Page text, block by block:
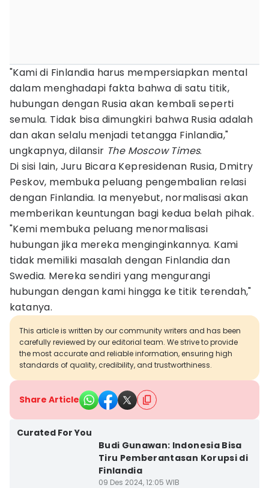
"Kami di Finlandia harus mempersiapkan mental
dalam menghadapi fakta bahwa di satu titik,
hubungan dengan Rusia akan kembali seperti
semula. Tidak bisa dimungkiri bahwa Rusia adalah
dan akan selalu menjadi tetangga Finlandia,"
ungkapnya, dilansir The Moscow Times.
Di sisi lain, Juru Bicara Kepresidenan Rusia, Dmitry
Peskov, membuka peluang pengembalian relasi
dengan Finlandia. Ia menyebut, normalisasi akan
memberikan keuntungan bagi kedua belah pihak.
"Kemi membuka peluang menormalisasi
hubungan jika mereka menginginkannya. Kami
tidak memiliki masalah dengan Finlandia dan
Swedia. Mereka sendiri yang mengurangi
hubungan dengan kami hingga ke titik terendah,"
katanya.
This article is written by our community writers and has been
carefully reviewed by our editorial team. We strive to provide
the most accurate and reliable information, ensuring high
standards of quality, credibility, and trustworthiness.
Share Article
Curated For You
Budi Gunawan: Indonesia Bisa
Tiru Pemberantasan Korupsi di
Finlandia
09 Des 2024, 12:05 WIB